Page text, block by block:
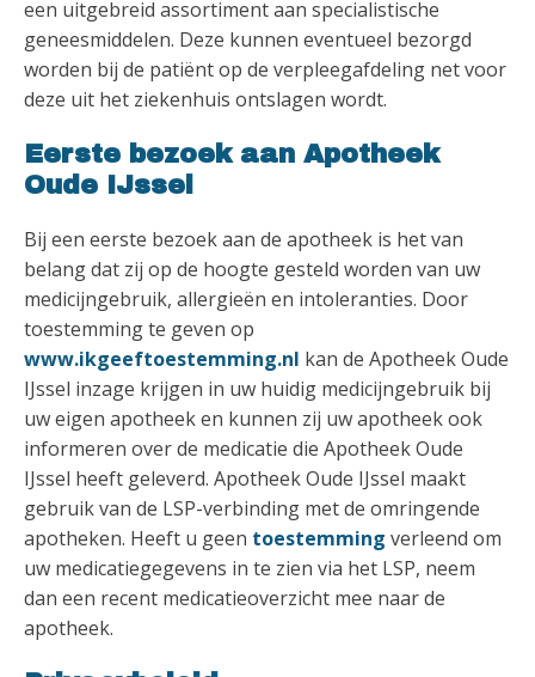
een uitgebreid assortiment aan specialistische
geneesmiddelen. Deze kunnen eventueel bezorgd
worden bij de patiënt op de verpleegafdeling net voor
deze uit het ziekenhuis ontslagen wordt.
Eerste bezoek aan Apotheek
Oude IJssel
Bij een eerste bezoek aan de apotheek is het van
belang dat zij op de hoogte gesteld worden van uw
medicijngebruik, allergieën en intoleranties. Door
toestemming te geven op
www.ikgeeftoestemming.nl kan de Apotheek Oude
IJssel inzage krijgen in uw huidig medicijngebruik bij
uw eigen apotheek en kunnen zij uw apotheek ook
informeren over de medicatie die Apotheek Oude
IJssel heeft geleverd. Apotheek Oude IJssel maakt
gebruik van de LSP-verbinding met de omringende
apotheken. Heeft u geen toestemming verleend om
uw medicatiegegevens in te zien via het LSP, neem
dan een recent medicatieoverzicht mee naar de
apotheek.